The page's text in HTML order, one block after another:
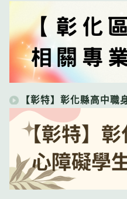
【彰特】彰化縣高中